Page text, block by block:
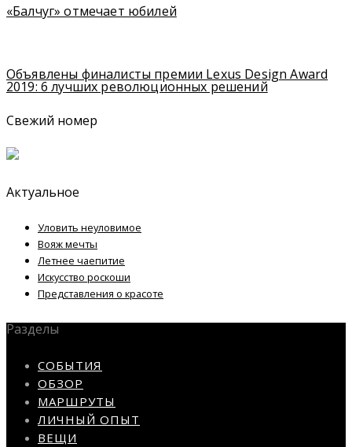
«Балчуг» отмечает юбилей
Объявлены финалисты премии Lexus Design Award
2019: 6 лучших революционных решений
Свежий номер
Актуальное
Уловить неуловимое
Вояж мечты
Летнее чаепитие
Искусство роскоши
Представления о красоте
Разделы
СОБЫТИЯ
ОБЗОР
МАРШРУТЫ
ЛИЧНЫЙ ОПЫТ
ВЕЩИ